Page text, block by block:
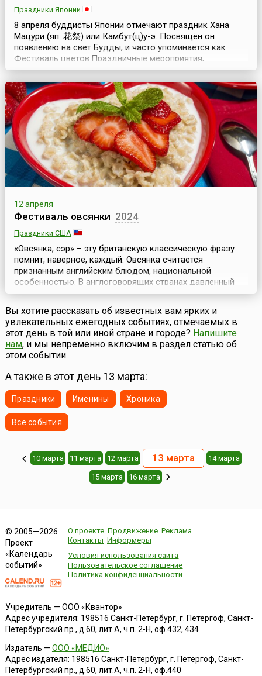
Праздники Японии
8 апреля буддисты Японии отмечают праздник Хана
Мацури (яп. 花祭) или Камбут(ц)у-э. Посвящён он
появлению на свет Будды, и часто упоминается как
Фестиваль цветов.Праздничные мероприятия,
посвящённые Дню Рождения основателя одной из
мировых религий, были известны ещё в начале нашей
эры, хотя популярность приобрели во второй половине
19 века.Все церемониальные действия, проводящиеся в
этот ден...
12 апреля
Фестиваль овсянки 2024
Праздники США
«Овсянка, сэр» – эту британскую классическую фразу
помнит, наверное, каждый. Овсянка считается
признанным английским блюдом, национальной
особенностью. В англоговорящих странах давленный
овес (овсяные хлопья) известен под названием
«протестантский овес» (англ. Quakers oats). Так же
называется и каша из хлопьев. Однако не только
туманный Альбион может похвастать своей любовью к
этому замечательному...
Вы хотите рассказать об известных вам ярких и
увлекательных ежегодных событиях, отмечаемых в
этот день в той или иной стране и городе? Напишите
нам, и мы непременно включим в раздел статью об
этом событии
А также в этот день 13 марта:
Праздники Именины Хроника
Все события
10 марта 11 марта 12 марта 13 марта 14 марта
15 марта 16 марта
© 2005—2026
Проект
«Календарь
событий»
О проекте Продвижение Реклама
Контакты Информеры
Условия использования сайта
Пользовательское соглашение
Политика конфиденциальности
Учредитель — ООО «Квантор»
Адрес учредителя: 198516 Санкт-Петербург, г. Петергоф, Санкт-
Петербургский пр., д.60, лит.А, ч.п. 2-Н, оф.432, 434
Издатель — ООО «МЕДИО»
Адрес издателя: 198516 Санкт-Петербург, г. Петергоф, Санкт-
Петербургский пр., д.60, лит.А, ч.п. 2-Н, оф.440